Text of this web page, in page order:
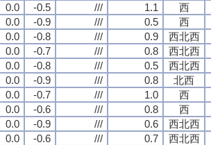
0.0 -0.5 /// 1.1 西
0.0 -0.9 /// 0.5 西
0.0 -0.8 /// 0.9 西北西
0.0 -0.7 /// 0.8 西北西
0.0 -0.8 /// 0.5 西北西
0.0 -0.9 /// 0.8 北西
0.0 -0.7 /// 1.0 西
0.0 -0.6 /// 0.8 西
0.0 -0.9 /// 0.6 西北西
0.0 -0.6 /// 0.7 西北西